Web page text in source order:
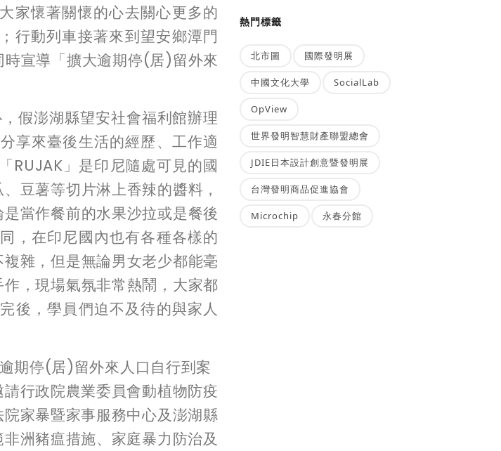
家懷著關懷的心去關心更多的
行動列車接著來到望安鄉潭門
宣導「擴大逾期停(居)留外來
假澎湖縣望安社會福利館辦理
享來臺後生活的經歷、工作適
RUJAK 」是印尼隨處可見的國
豆薯等切片淋上香辣的醬料，
當作餐前的水果沙拉或是餐後
，在印尼國內也有各種各樣的
雜，但是無論男女老少都能毫
，現場氣氛非常熱鬧，大家都
完後，學員們迫不及待的與家人
期停(居)留外來人口自行到案
行政院農業委員會動植物防疫
家暴暨家事服務中心及澎湖縣
洲豬瘟措施、家庭暴力防治及
熱門標籤
北市圖 國際發明展
中國文化大學 SocialLab
OpView
世界發明智慧財產聯盟總會
JDIE日本設計創意暨發明展
台灣發明商品促進協會
Microchip 永春分館